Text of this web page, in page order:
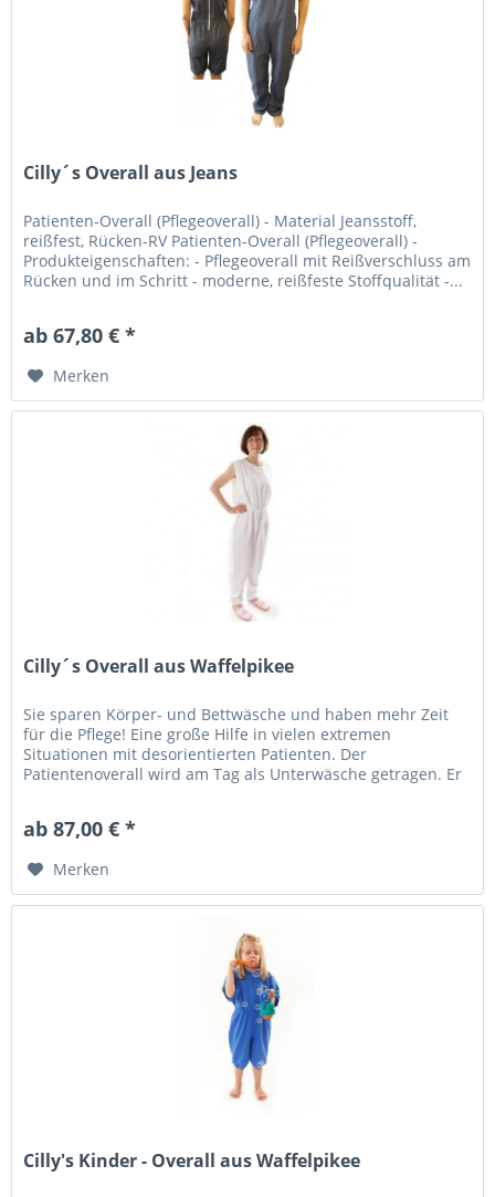
Cilly´s Overall aus Jeans
Patienten-Overall (Pflegeoverall) - Material Jeansstoff,
reißfest, Rücken-RV Patienten-Overall (Pflegeoverall) -
Produkteigenschaften: - Pflegeoverall mit Reißverschluss am
Rücken und im Schritt - moderne, reißfeste Stoffqualität -...
ab 67,80 € *
Merken
Cilly´s Overall aus Waffelpikee
Sie sparen Körper- und Bettwäsche und haben mehr Zeit
für die Pflege! Eine große Hilfe in vielen extremen
Situationen mit desorientierten Patienten. Der
Patientenoverall wird am Tag als Unterwäsche getragen. Er
ab 87,00 € *
Merken
Cilly's Kinder - Overall aus Waffelpikee